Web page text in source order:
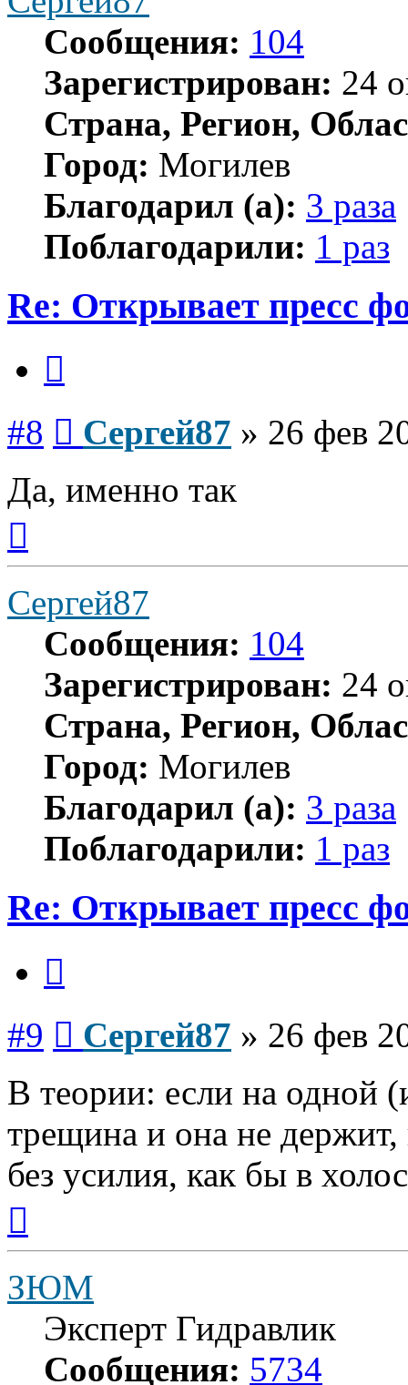
Сообщения: 104
Зарегистрирован: 24
Страна, Регион,
Город: Могилев
Благодарил (а): 3 раза
Поблагодарили: 1 раз
Re: Открывает пресс
#8 Сергей87 » 26 фев
Да, именно так
началу
Сергей87
Сообщения: 104
Зарегистрирован: 24
Страна, Регион,
Город: Могилев
Благодарил (а): 3 раза
Поблагодарили: 1 раз
Re: Открывает пресс
#9 Сергей87 » 26 фев
В теории: если на одной
трещина и она не держит,
без усилия, как бы в
началу
ЗЮМ
Эксперт Гидравлик
Сообщения: 5734